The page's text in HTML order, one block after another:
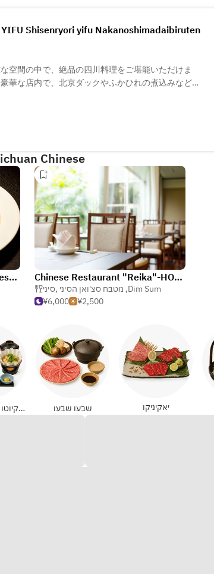
Shisenryori yifu Nakanoshimadaibiruten
空間の中で、絶品の四川料理をご堪能いただけま
華な店内で、北京ダックやふかひれの煮込みなど、
調味料は本場の中国や台湾などから取り寄せ、素材
本格的な中華の味を、大阪の中之島でご賞味くださ
Chinese
IFU Gastronomy Counter Chinese & Wines Chinese Restaurant "Reika"-HOTEL AGORA OSAKA MORIGUCHI
מטבח סצ'ואן הסיני ,סיני ,Dim Sum
¥6,000
¥2,500
Kaiseki ומטבח קיוטו (יפני) שבעו שבעו יאקיניקו